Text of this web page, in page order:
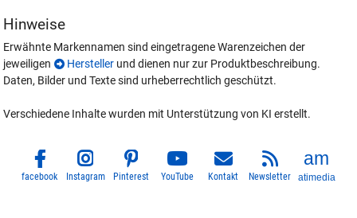
Hinweise
Erwähnte Markennamen sind eingetragene Warenzeichen der
jeweiligen
Hersteller und dienen nur zur Produktbeschreibung.
Daten, Bilder und Texte sind urheberrechtlich geschützt.
Verschiedene Inhalte wurden mit Unterstützung von KI erstellt.
facebook Instagram Pinterest YouTube Kontakt Newsletter atimedia